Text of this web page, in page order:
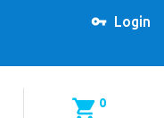
Login
0